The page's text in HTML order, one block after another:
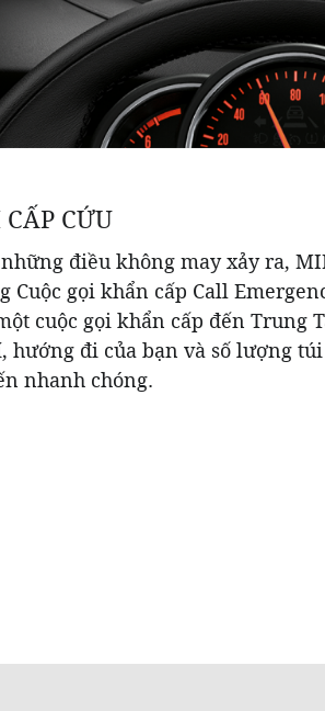
CẤP CỨU
điều không may xảy ra,
Cuộc gọi khẩn cấp Call
cuộc gọi khẩn cấp đến Trung
hướng đi của bạn và số lượng
nhanh chóng.